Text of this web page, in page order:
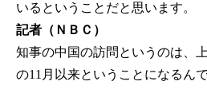
いるということだと思います。
記者（ＮＢＣ）
知事の中国の訪問というのは、
の11月以来ということになるんで